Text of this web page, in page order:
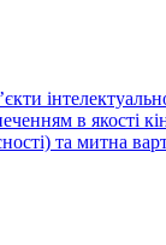
в якості
та митна